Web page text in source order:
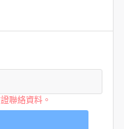
聯絡資料。